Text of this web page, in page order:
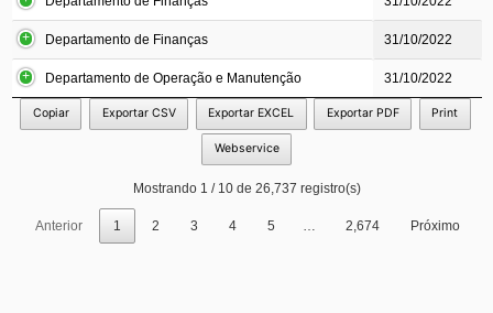
Departamento de Finanças 31/10/2022
Departamento de Operação e Manutenção 31/10/2022
Copiar Exportar CSV Exportar EXCEL Exportar PDF Print
Webservice
Mostrando 1 / 10 de 26,737 registro(s)
Anterior 1 2 3 4 5 … 2,674 Próximo